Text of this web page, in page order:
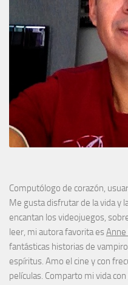
Computólogo de corazón,
Me gusta disfrutar de la vida y
encantan los videojuegos,
leer, mi autora favorita esAnne
fantásticas historias de
espíritus. Amo el cine y con
películas. Comparto mi vida con